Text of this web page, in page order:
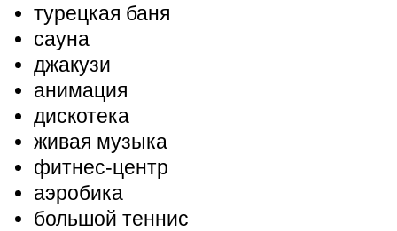
турецкая баня
сауна
джакузи
анимация
дискотека
живая музыка
фитнес-центр
аэробика
большой теннис